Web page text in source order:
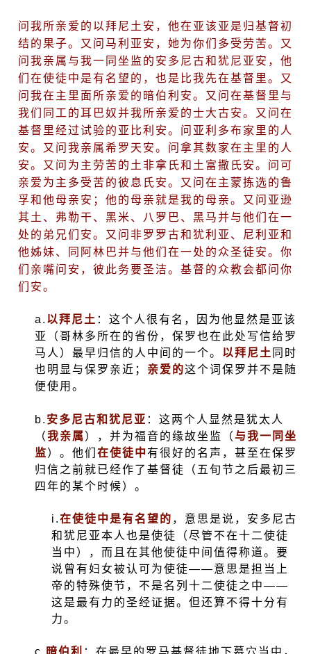
问我所亲爱的以拜尼土安，他在亚该亚是归基督初
结的果子。又问马利亚安，她为你们多受劳苦。又
问我亲属与我一同坐监的安多尼古和犹尼亚安，他
们在使徒中是有名望的，也是比我先在基督里。又
问我在主里面所亲爱的暗伯利安。又问在基督里与
我们同工的耳巴奴并我所亲爱的士大古安。又问在
基督里经过试验的亚比利安。问亚利多布家里的人
安。又问我亲属希罗天安。问拿其数家在主里的人
安。又问为主劳苦的土非拿氏和土富撒氏安。问可
亲爱为主多受苦的彼息氏安。又问在主蒙拣选的鲁
孚和他母亲安；他的母亲就是我的母亲。又问亚逊
其土、弗勒干、黑米、八罗巴、黑马并与他们在一
处的弟兄们安。又问非罗罗古和犹利亚、尼利亚和
他姊妹、同阿林巴并与他们在一处的众圣徒安。你
们亲嘴问安，彼此务要圣洁。基督的众教会都问你
们安。
a. 以拜尼土 ：这个人很有名，因为他显然是亚该
亚（哥林多所在的省份，保罗也在此处写信给罗
马人）最早归信的人中间的一个。 以拜尼土 同时
也明显与保罗亲近； 亲爱的这个词保罗并不是随
便使用。
b. 安多尼古和犹尼亚 ：这两个人显然是犹太人
（我亲属 ），并为福音的缘故坐监（ 与我一同坐
监）。他们 在使徒中有很好的名声，甚至在保罗
归信之前就已经作了基督徒（五旬节之后最初三
四年的某个时候）。
i.在使徒中是有名望的 ，意思是说，安多尼古
和犹尼亚本人也是使徒（尽管不在十二使徒
当中），而且在其他使徒中间值得称道。要
说曾有妇女被认可为使徒——意思是担当上
帝的特殊使节，不是名列十二使徒之中——
这是最有力的圣经证据。但还算不得十分有
力。
c. 暗伯利 ：在最早的罗马基督徒地下墓穴当中，